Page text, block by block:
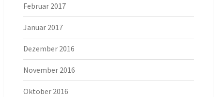
Februar 2017
Januar 2017
Dezember 2016
November 2016
Oktober 2016